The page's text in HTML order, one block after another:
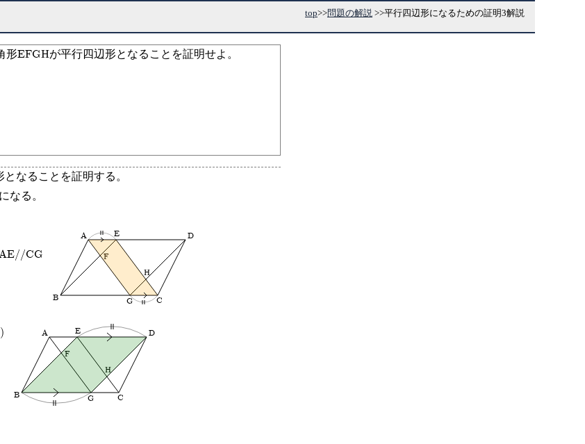
top>>問題の解説 >>平行四辺形になるための証明3解説
EFGHが平行四辺形となることを証明せよ。
なることを証明する。
なる。
CG
A
B C
D
E
F
G
H
A
B C
D
E
F
G
H